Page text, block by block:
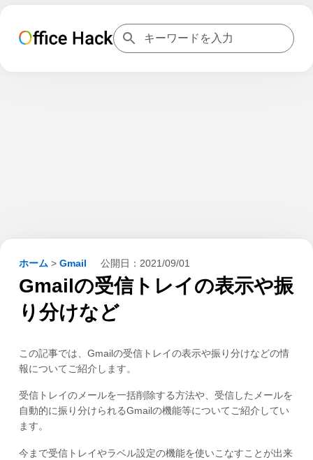
ホーム > Gmail 公開日： 2021/09/01
Gmailの受信トレイの表示や振
り分けなど
この記事では、Gmailの受信トレイの表示や振り分けなどの情
報についてご紹介します。
受信トレイのメールを一括削除する方法や、受信したメールを
自動的に振り分けられるGmailの機能等についてご紹介してい
ます。
今まで受信トレイやラベル設定の機能を使いこなすことが出来